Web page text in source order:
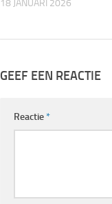
18 JANUARI 2026
GEEF EEN REACTIE
Reactie*